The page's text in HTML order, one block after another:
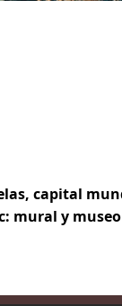
capital
mural y museo